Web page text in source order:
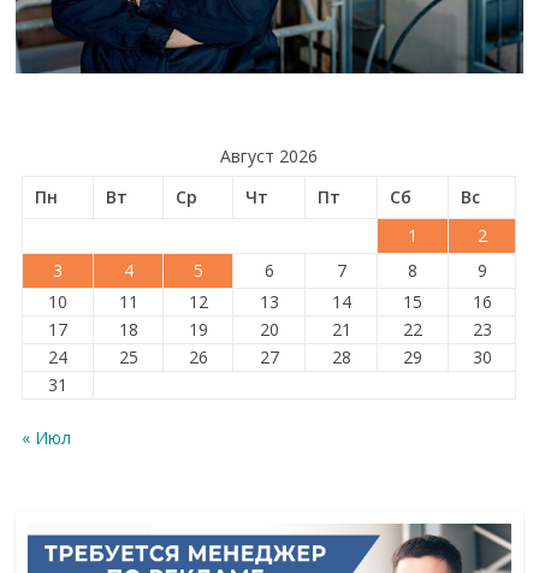
Август 2026
Пн
Вт Ср Чт Пт Сб
Вс
1
2
3
4 5 6 7 8
9
10
11 12 13 14 15
16
17
18 19 20 21 22
23
24
25 26 27 28 29
30
31
« Июл